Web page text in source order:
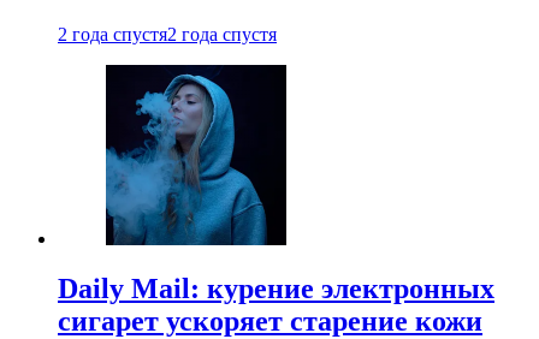
2 года спустя2 года спустя
Daily Mail: курение электронных
сигарет ускоряет старение кожи